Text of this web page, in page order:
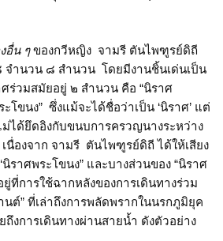
อื่น ๆของกวีหญิง จามรี ตันไพฑูรย์ดิถี
จำนวน ๘ สำนวน โดยมีงานชิ้นเด่นเป็น
ร่วมสมัยอยู่ ๒ สำนวน คือ “นิราศ
โขนง” ซึ่งแม้จะได้ชื่อว่าเป็น ‘นิราศ’ แต่
ได้ยึดอิงกับขนบการครวญนางระหว่าง
นื่องจาก จามรี ตันไพฑูรย์ดิถี ได้ให้เสียง
นิราศพระโขนง” และบางส่วนของ “นิราศ
ที่การใช้ฉากหลังของการเดินทางร่วม
นต์” ที่เล่าถึงการพลัดพรากในนรกภูมิยุค
งการเดินทางผ่านสายน้ำ ดังตัวอย่าง